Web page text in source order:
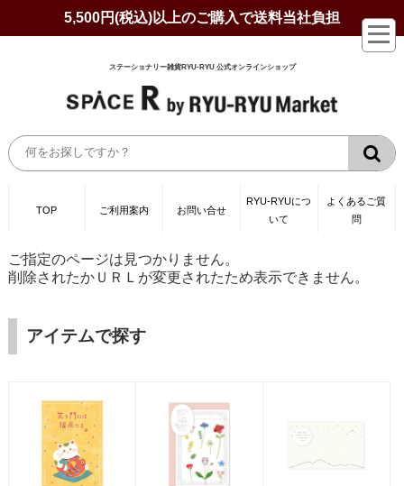
5,500円(税込)以上のご購入で送料当社負担
ステーショナリー雑貨RYU-RYU 公式オンラインショップ
TOP ご利用案内 お問い合せ
RYU-RYUにつ
いて
よくあるご質
問
ご指定のページは見つかりません。
削除されたかＵＲＬが変更されたため表示できません。
アイテムで探す